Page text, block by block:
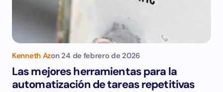
Kenneth Azon 24 de febrero de 2026
Las mejores herramientas para la
automatización de tareas repetitivas